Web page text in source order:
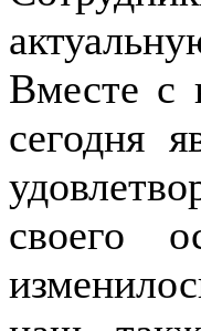
Вместе с
сегодня
своего